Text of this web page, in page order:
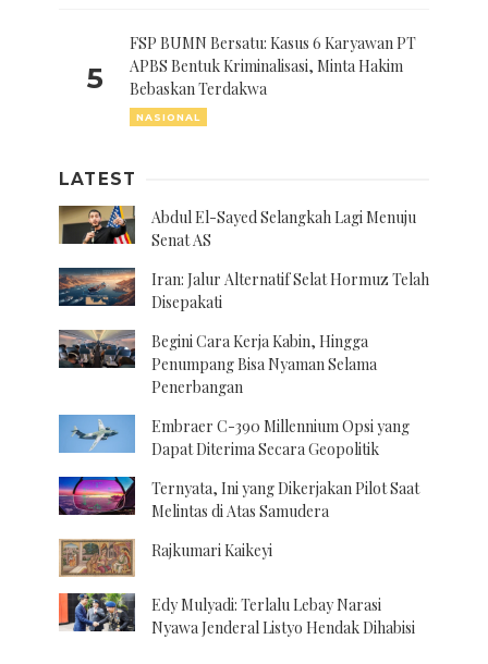
5
FSP BUMN Bersatu: Kasus 6 Karyawan PT
APBS Bentuk Kriminalisasi, Minta Hakim
Bebaskan Terdakwa
NASIONAL
LATEST
Abdul El-Sayed Selangkah Lagi Menuju
Senat AS
Iran: Jalur Alternatif Selat Hormuz Telah
Disepakati
Begini Cara Kerja Kabin, Hingga
Penumpang Bisa Nyaman Selama
Penerbangan
Embraer C-390 Millennium Opsi yang
Dapat Diterima Secara Geopolitik
Ternyata, Ini yang Dikerjakan Pilot Saat
Melintas di Atas Samudera
Rajkumari Kaikeyi
Edy Mulyadi: Terlalu Lebay Narasi
Nyawa Jenderal Listyo Hendak Dihabisi